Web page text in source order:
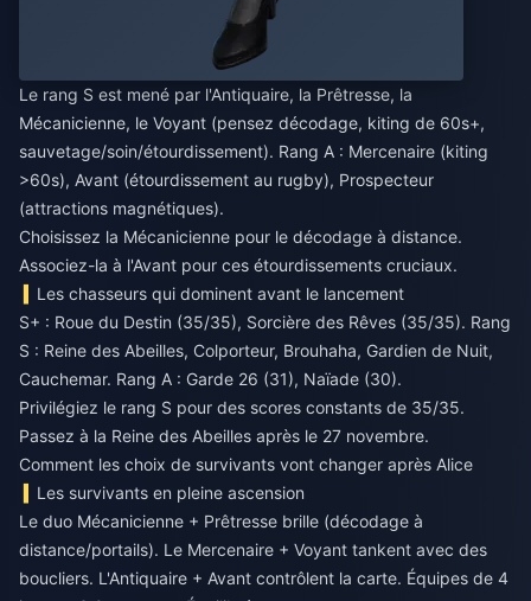
Le rang S est mené par l'Antiquaire, la Prêtresse, la
Mécanicienne, le Voyant (pensez décodage, kiting de 60s+,
sauvetage/soin/étourdissement). Rang A : Mercenaire (kiting
>60s), Avant (étourdissement au rugby), Prospecteur
(attractions magnétiques).
Choisissez la Mécanicienne pour le décodage à distance.
Associez-la à l'Avant pour ces étourdissements cruciaux.
Les chasseurs qui dominent avant le lancement
S+ : Roue du Destin (35/35), Sorcière des Rêves (35/35). Rang
S : Reine des Abeilles, Colporteur, Brouhaha, Gardien de Nuit,
Cauchemar. Rang A : Garde 26 (31), Naïade (30).
Privilégiez le rang S pour des scores constants de 35/35.
Passez à la Reine des Abeilles après le 27 novembre.
Comment les choix de survivants vont changer après Alice
Les survivants en pleine ascension
Le duo Mécanicienne + Prêtresse brille (décodage à
distance/portails). Le Mercenaire + Voyant tankent avec des
boucliers. L'Antiquaire + Avant contrôlent la carte. Équipes de 4